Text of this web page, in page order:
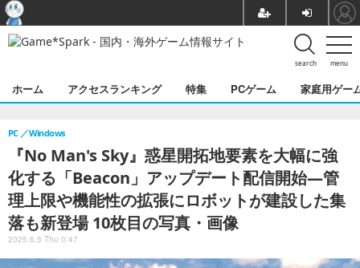
menu
search
ホーム アクセスランキング 特集 PCゲーム 家庭用ゲー
『No Man's Sky』惑星開拓地要素を大幅に強
化する「Beacon」アップデート配信開始―管
理上限や機能性の拡張にロボットが建設した集
落も新登場 10枚目の写真・画像
PC Windows
2025.6.5 Thu 0:47